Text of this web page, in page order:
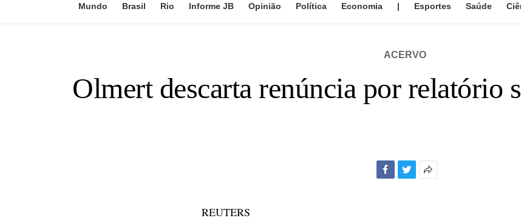
Mundo Brasil Rio Informe JB Opinião Política Economia | Esportes Saúde
ACERVO
Olmert descarta renúncia por relatório
REUTERS